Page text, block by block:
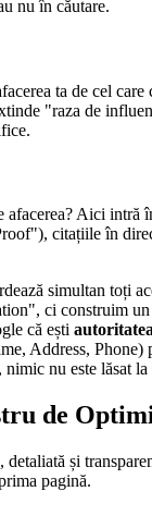
nu în căutare.
ta de cel
"raza de
afacerea? Aici intră
citațiile în
simultan toți
ci construim un
că ești
Address, Phone)
nimic nu este lăsat
de
și
pagină.